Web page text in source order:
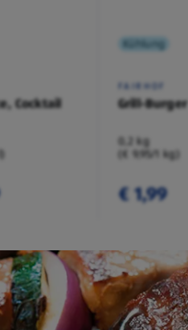
Cocktail
Kühlung
FAIRHOF
Grill-Burger
0,2 kg
(€ 9,95/1 kg)
€ 1,99